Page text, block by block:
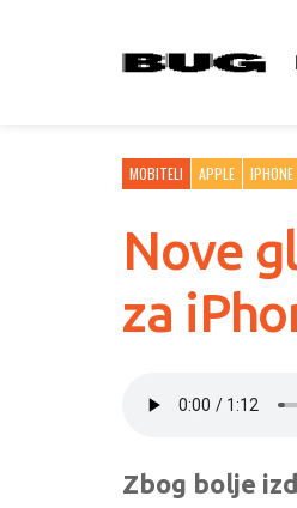
MOBITELI APPLE IPHONE
Nove
za
Zbog bolje